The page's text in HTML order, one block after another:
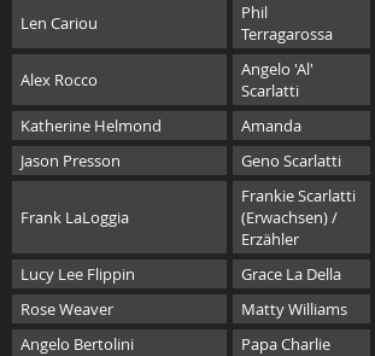
Len Cariou
Phil
Terragarossa
Alex Rocco
Angelo 'Al'
Scarlatti
Katherine Helmond
Amanda
Jason Presson
Geno Scarlatti
Frank LaLoggia
Frankie Scarlatti
(Erwachsen) /
Erzähler
Lucy Lee Flippin Grace La Della
Rose Weaver
Matty Williams
Angelo Bertolini
Papa Charlie